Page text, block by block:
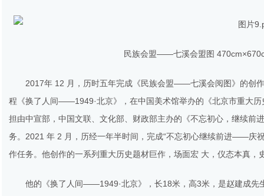
民族会盟——七溪会盟图
2017年 12 月，历时五年完成《民族会盟——七溪会阅图》的创
程《换了人间——1949·北京》，在中国美术馆举办的《北京市重大
担由中宣部，中国文联、文化部、财政部主办的《不忘初心，继续
务。2021 年 2 月，历经一年半时间，完成“不忘初心继续前进——庆
作任务。他创作的一系列重大历史题材巨作，场面宏 大，仪态本真，
他的《换了人间——1949·北京》，长18米，高3米，是赵建成先